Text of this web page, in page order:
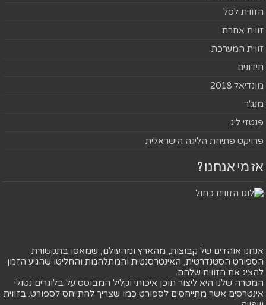
הזווית לסל
זווית אחרת
זווית המערכת
חידונים
מונדיאל 2018
מנג'ר
פנטזי ליג
פרויקט פתיחת הליגה הישראלית
אז מי אנחנו ?
אנחנו אוהדים של קבוצות, מהארץ ומהעולם, שמאסו בתקשורת
הספורט הסטנדרטית, האינטרסנטית והמתלהמת והחליטו שהגיע הזמן
להציג את הזווית שלהם.
המטרה שלנו היא ליצור תוכן איכותי וקליל המבוסס על בלוגרים נטולי
אינטרסים אשר מתייחסים לספורט כמו שצריך להתייחס לספורט. בזווית